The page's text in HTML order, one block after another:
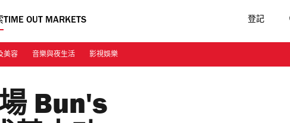
TIME OUT MARKETS 登記
美容 音樂與夜生活 影視娛樂
Bun's